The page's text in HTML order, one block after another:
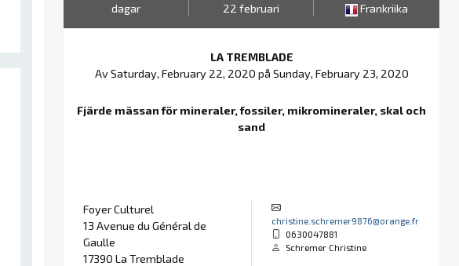
dagar 22 februari Frankriika
LA TREMBLADE
Av Saturday, February 22, 2020 på Sunday, February 23, 2020
Fjärde mässan för mineraler, fossiler, mikromineraler, skal och
sand
Foyer Culturel
13 Avenue du Général de
Gaulle
17390 La Tremblade
christine.schremer9876@orange.fr
0630047881
Schremer Christine